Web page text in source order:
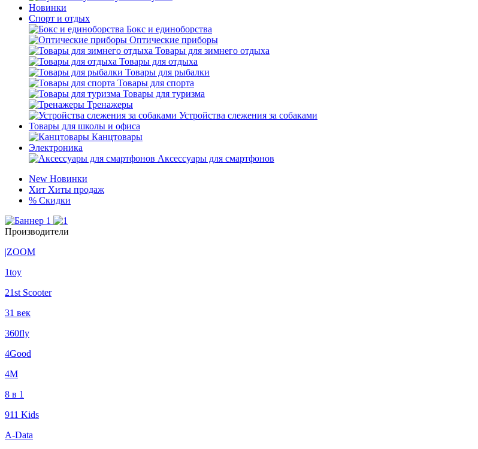
Новинки
Спорт и отдых
Бокс и единоборства
Оптические приборы
Товары для зимнего отдыха
Товары для отдыха
Товары для рыбалки
Товары для спорта
Товары для туризма
Тренажеры
Устройства слежения за собаками
Товары для школы и офиса
Канцтовары
Электроника
Аксессуары для смартфонов
New Новинки
Хит Хиты продаж
% Скидки
Производители
|ZOOM
1toy
21st Scooter
31 век
360fly
4Good
4М
8 в 1
911 Kids
A-Data